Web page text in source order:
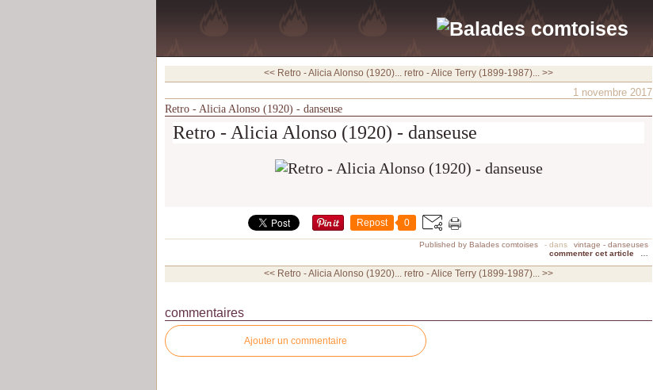
<< Retro - Alicia Alonso (1920)... retro - Alice Terry (1899-1987)... >>
1 novembre 2017
Retro - Alicia Alonso (1920) - danseuse
Retro - Alicia Alonso (1920) - danseuse
Repost 0
Published by Balades comtoises - dans
vintage - danseuses
commenter cet article
<< Retro - Alicia Alonso (1920)... retro - Alice Terry (1899-1987)... >>
commentaires
Ajouter un commentaire